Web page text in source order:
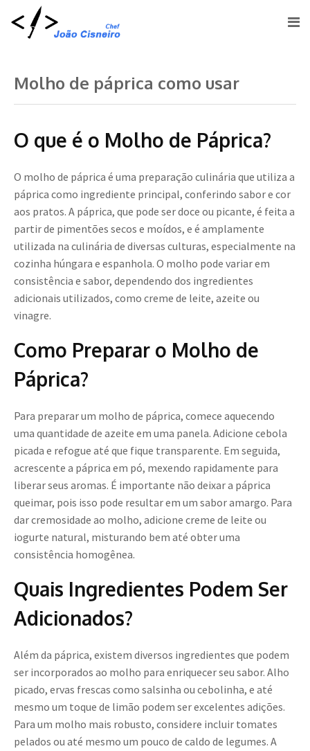
Molho de páprica como usar
O que é o Molho de Páprica?
O molho de páprica é uma preparação culinária que utiliza a
páprica como ingrediente principal, conferindo sabor e cor
aos pratos. A páprica, que pode ser doce ou picante, é feita a
partir de pimentões secos e moídos, e é amplamente
utilizada na culinária de diversas culturas, especialmente na
cozinha húngara e espanhola. O molho pode variar em
consistência e sabor, dependendo dos ingredientes
adicionais utilizados, como creme de leite, azeite ou
vinagre.
Como Preparar o Molho de
Páprica?
Para preparar um molho de páprica, comece aquecendo
uma quantidade de azeite em uma panela. Adicione cebola
picada e refogue até que fique transparente. Em seguida,
acrescente a páprica em pó, mexendo rapidamente para
liberar seus aromas. É importante não deixar a páprica
queimar, pois isso pode resultar em um sabor amargo. Para
dar cremosidade ao molho, adicione creme de leite ou
iogurte natural, misturando bem até obter uma
consistência homogênea.
Quais Ingredientes Podem Ser
Adicionados?
Além da páprica, existem diversos ingredientes que podem
ser incorporados ao molho para enriquecer seu sabor. Alho
picado, ervas frescas como salsinha ou cebolinha, e até
mesmo um toque de limão podem ser excelentes adições.
Para um molho mais robusto, considere incluir tomates
pelados ou até mesmo um pouco de caldo de legumes. A